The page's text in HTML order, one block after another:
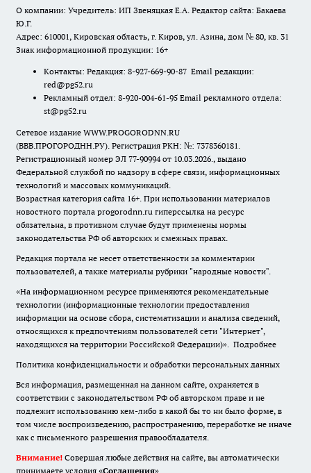
О компании: Учредитель: ИП Звеняцкая Е.А. Редактор сайта: Бакаева
Ю.Г.
Адрес: 610001, Кировская область, г. Киров, ул. Азина, дом № 80, кв. 31
Знак информационной продукции: 16+
Контакты: Редакция: 8-927-669-90-87 Email редакции:
red@pg52.ru
Рекламный отдел: 8-920-004-61-95 Email рекламного отдела:
st@pg52.ru
Сетевое издание WWW.PROGORODNN.RU
(ВВВ.ПРОГОРОДНН.РУ). Регистрация РКН: №: 7378360181.
Регистрационный номер ЭЛ 77-90994 от 10.03.2026., выдано
Федеральной службой по надзору в сфере связи, информационных
технологий и массовых коммуникаций.
Возрастная категория сайта 16+. При использовании материалов
новостного портала progorodnn.ru гиперссылка на ресурс
обязательна, в противном случае будут применены нормы
законодательства РФ об авторских и смежных правах.
Редакция портала не несет ответственности за комментарии
пользователей, а также материалы рубрики "народные новости".
«На информационном ресурсе применяются рекомендательные
технологии (информационные технологии предоставления
информации на основе сбора, систематизации и анализа сведений,
относящихся к предпочтениям пользователей сети "Интернет",
находящихся на территории Российской Федерации)». Подробнее
Политика конфиденциальности и обработки персональных данных
Вся информация, размещенная на данном сайте, охраняется в
соответствии с законодательством РФ об авторском праве и не
подлежит использованию кем-либо в какой бы то ни было форме, в
том числе воспроизведению, распространению, переработке не иначе
как с письменного разрешения правообладателя.
Внимание! Совершая любые действия на сайте, вы автоматически
принимаете условия «Cоглашения»